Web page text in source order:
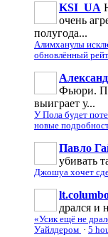
KSI_UA
очень
полугода...
Алимханулы
обновлённый
Фьюри.
выиграет у...
У Пола будет
новые
Павло
убивать
Джошуа хочет
дрался и
«Усик ещё не
Уайлдером · 5